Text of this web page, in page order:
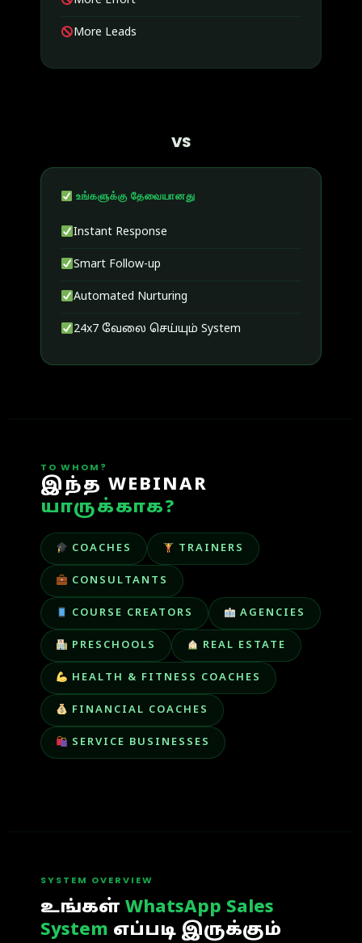
More Leads
VS
உங்களுக்கு தேவையானது
Instant Response
Smart Follow-up
Automated Nurturing
24x7 வேலை செய்யும் System
TO WHOM?
இந்த WEBINAR
யாருக்காக?
COACHES TRAINERS
CONSULTANTS
COURSE CREATORS AGENCIES
PRESCHOOLS REAL ESTATE
HEALTH & FITNESS COACHES
FINANCIAL COACHES
SERVICE BUSINESSES
SYSTEM OVERVIEW
உங்கள் WhatsApp Sales
System எப்படி இருக்கும்